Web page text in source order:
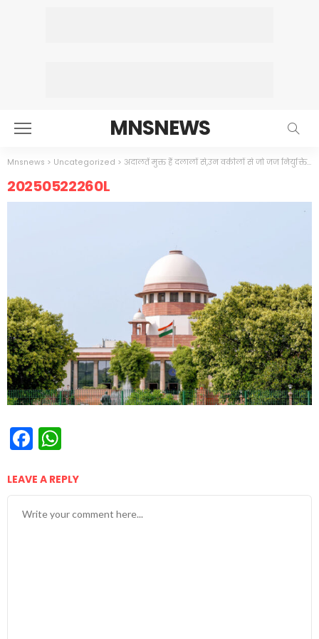
MNSNEWS
Mnsnews > Uncategorized > अदालतें मुक्त हैं दलालों से,उन वकीलों से जो जज नियुक्ति का दम भरते थे,हर केजरीवाल हर सिब्बल को परेशानी
20250522260L
Facebook
LEAVE A REPLY